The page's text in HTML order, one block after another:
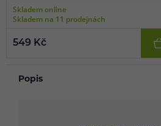
Skladem online
Skladem na 11 prodejnách
549 Kč
Popis